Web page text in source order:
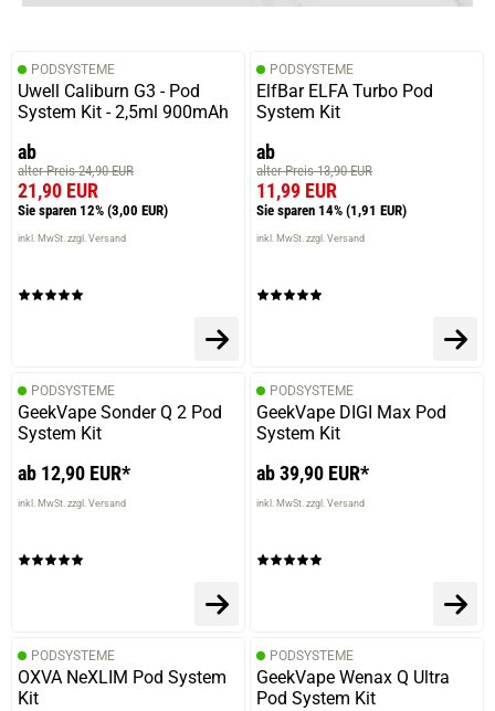
PODSYSTEME
Uwell Caliburn G3 - Pod
System Kit - 2,5ml 900mAh
ab
alter Preis 24,90 EUR
21,90 EUR
Sie sparen 12% (3,00 EUR)
inkl. MwSt. zzgl. Versand
PODSYSTEME
ElfBar ELFA Turbo Pod
System Kit
ab
alter Preis 13,90 EUR
11,99 EUR
Sie sparen 14% (1,91 EUR)
inkl. MwSt. zzgl. Versand
PODSYSTEME
GeekVape Sonder Q 2 Pod
System Kit
ab 12,90 EUR*
inkl. MwSt. zzgl. Versand
PODSYSTEME
GeekVape DIGI Max Pod
System Kit
ab 39,90 EUR*
inkl. MwSt. zzgl. Versand
PODSYSTEME
OXVA NeXLIM Pod System
Kit
PODSYSTEME
GeekVape Wenax Q Ultra
Pod System Kit